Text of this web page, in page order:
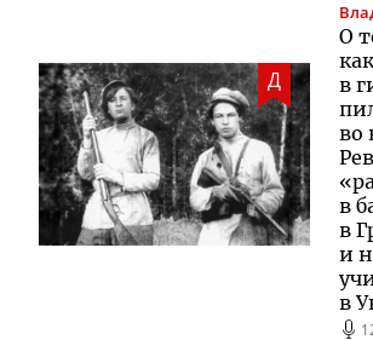
Д
О
в
во
в
в
и
в